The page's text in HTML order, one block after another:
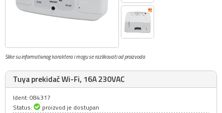
Slike su informativnog karaktera i mogu se razlikovati od proizvoda
Tuya prekidač Wi-Fi, 16A 230VAC
Ident: 084317
Status:
proizvod je dostupan